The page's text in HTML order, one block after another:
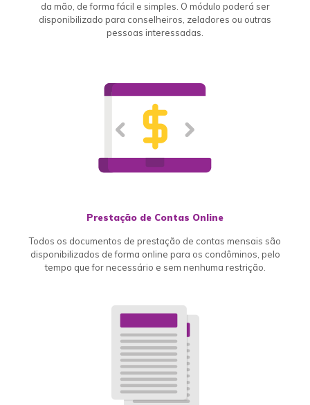
da mão, de forma fácil e simples. O módulo poderá ser
disponibilizado para conselheiros, zeladores ou outras
pessoas interessadas.
Prestação de Contas Online
Todos os documentos de prestação de contas mensais são
disponibilizados de forma online para os condôminos, pelo
tempo que for necessário e sem nenhuma restrição.